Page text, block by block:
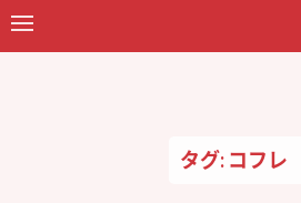
タグ: コフレ